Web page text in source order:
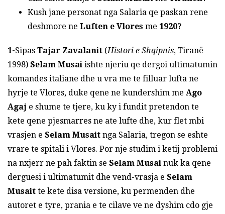
Kush jane personat nga Salaria qe paskan rene
deshmore ne Luften e Vlores me 1920?
1-Sipas Tajar Zavalanit (Histori e Shqipnis, Tiranë
1998) Selam Musai ishte njeriu qe dergoi ultimatumin
komandes italiane dhe u vra me te filluar lufta ne
hyrje te Vlores, duke qene ne kundershim me Ago
Agaj e shume te tjere, ku ky i fundit pretendon te
kete qene pjesmarres ne ate lufte dhe, kur flet mbi
vrasjen e Selam Musait nga Salaria, tregon se eshte
vrare te spitali i Vlores. Por nje studim i ketij problemi
na nxjerr ne pah faktin se Selam Musai nuk ka qene
derguesi i ultimatumit dhe vend-vrasja e Selam
Musait te kete disa versione, ku permenden dhe
autoret e tyre, prania e te cilave ve ne dyshim cdo gje